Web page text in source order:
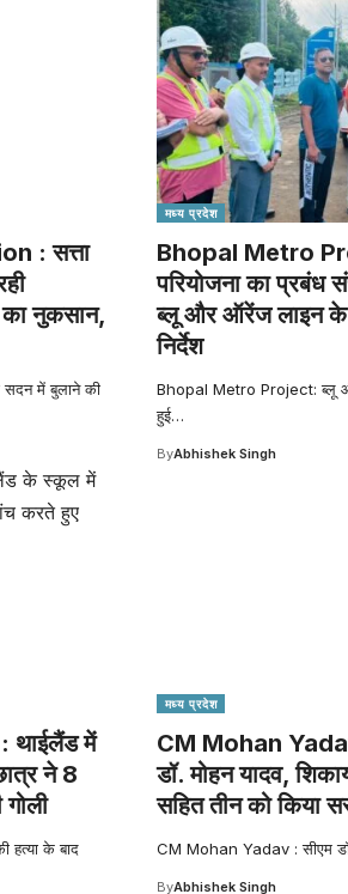
: सत्ता
का नुकसान,
में बुलाने की
मध्य प्रदेश
Bhopal Metro
परियोजना का प्रबंध
ब्लू और ऑरेंज लाइन के
निर्देश
Bhopal Metro Project: ब्लू
हुई…
ByAbhishek Singh
में
ने 8
हत्या के बाद
मध्य प्रदेश
CM Mohan
डॉ. मोहन यादव,
सहित तीन को किया
CM Mohan Yadav : सीएम
ByAbhishek Singh